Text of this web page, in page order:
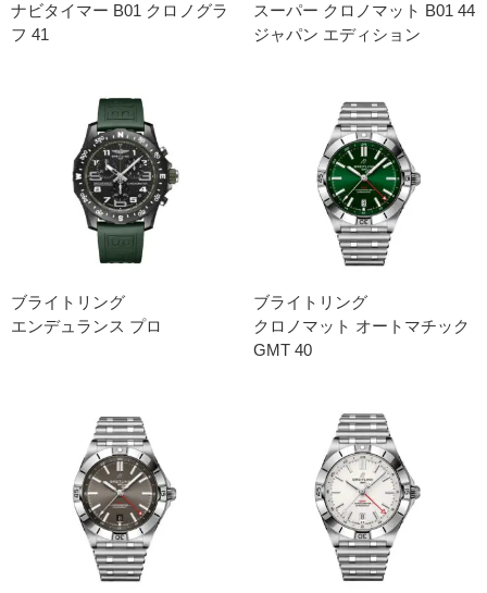
ナビタイマー B01 クロノグラ
フ 41
スーパー クロノマット B01 44
ジャパン エディション
ブライトリング
エンデュランス プロ
ブライトリング
クロノマット オートマチック
GMT 40